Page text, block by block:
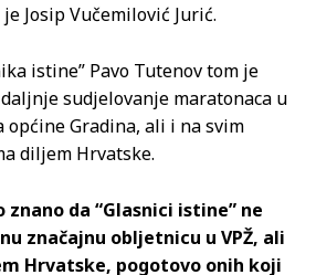
Josip Vučemilović Jurić.
istine” Pavo Tutenov tom je
sudjelovanje maratonaca u
Gradina, ali i na svim
diljem Hrvatske.
znano da “Glasnici istine” ne
značajnu obljetnicu u VPŽ, ali
Hrvatske, pogotovo onih koji